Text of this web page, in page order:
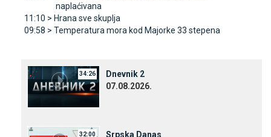
naplaćivana
11:10 > Hrana sve skuplja
09:58 > Temperatura mora kod Majorke 33 stepena
34:26
Dnevnik 2
07.08.2026.
32:00 Srpska Danas